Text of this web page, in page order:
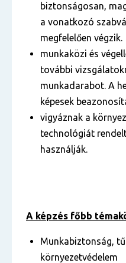
biztonságosan,
a vonatkozó
megfelelően végzik.
munkaközi és
további
munkadarabot. A
képesek
vigyáznak a
technológiát
használják.
A képzés főbb
Munkabiztonság,
környezetvédelem